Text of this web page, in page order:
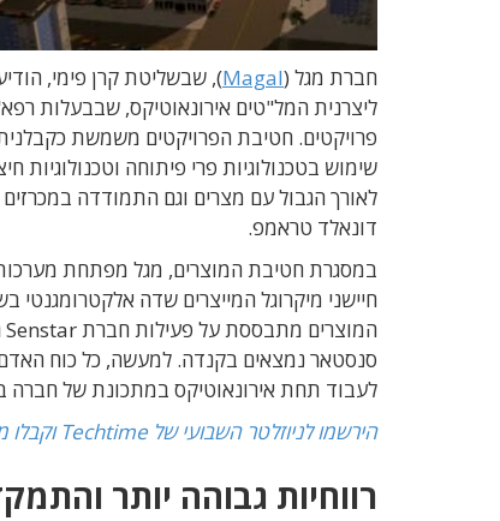
חברת מגל (Magal
שימוש בטכנולוגיות פרי פיתוחה
לאורך הגבול עם מצרים וגם התמודדה
דונאלד טראמפ.
במסגרת חטיבת המוצרים, מגל מפתחת
חיישני מיקרוגל המייצרים שדה
לעבוד תחת אירונאוטיקס במתכונת של
הירשמו לניוזלטר השבועי של Techtime וקבלו מדי יום חמישי עדכונים על כל מה שקרה השבוע בהייטק>>>
רווחיות גבוהה יותר